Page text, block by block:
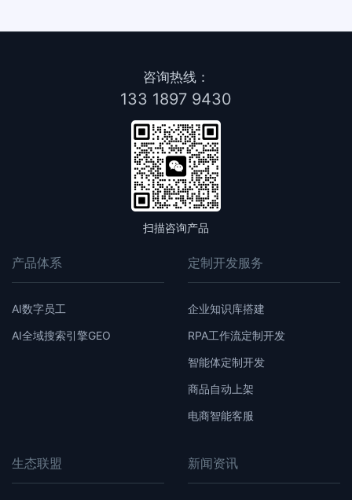
咨询热线：
133 1897 9430
扫描咨询产品
产品体系
AI数字员工
AI全域搜索引擎GEO
定制开发服务
企业知识库搭建
RPA工作流定制开发
智能体定制开发
商品自动上架
电商智能客服
生态联盟 新闻资讯